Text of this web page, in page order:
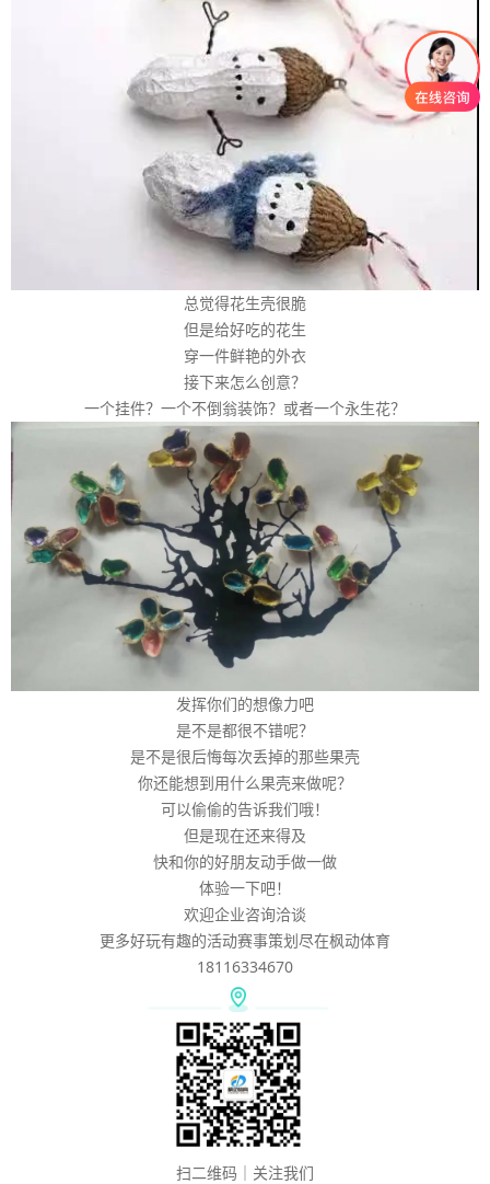
总觉得花生壳很脆
但是给好吃的花生
穿一件鲜艳的外衣
接下来怎么创意？
一个挂件？一个不倒翁装饰？或者一个永生花？
发挥你们的想像力吧
是不是都很不错呢？
是不是很后悔每次丢掉的那些果壳
你还能想到用什么果壳来做呢？
可以偷偷的告诉我们哦！
但是现在还来得及
快和你的好朋友动手做一做
体验一下吧！
欢迎企业咨询洽谈
更多好玩有趣的活动赛事策划尽在枫动体育
18116334670
扫二维码｜关注我们